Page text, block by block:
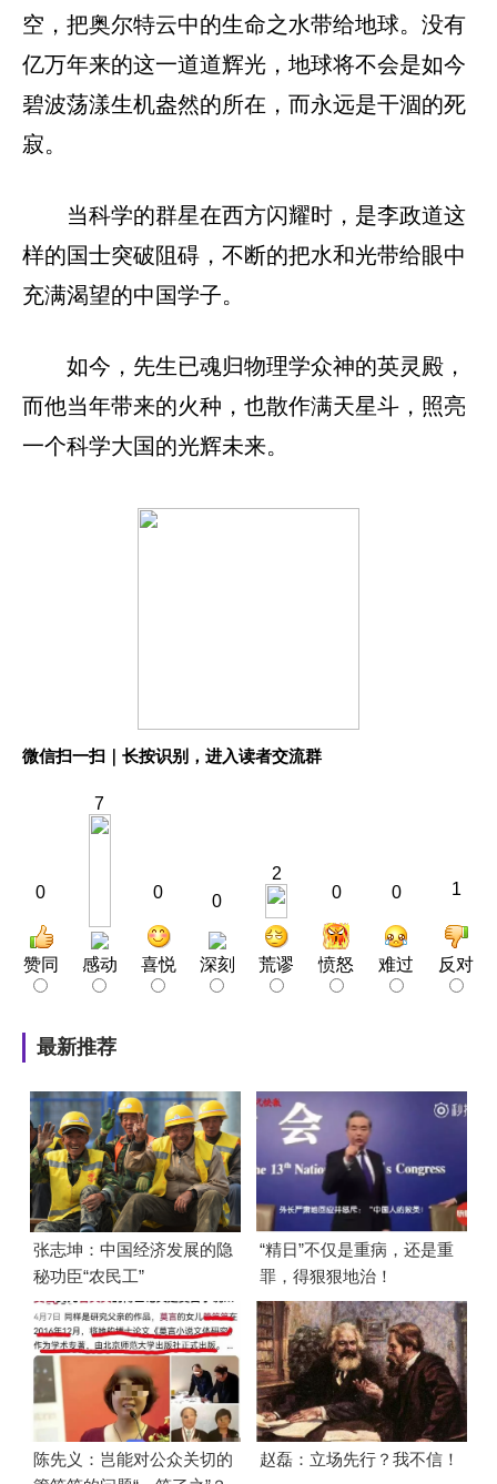
空，把奥尔特云中的生命之水带给地球。没有
亿万年来的这一道道辉光，地球将不会是如今
碧波荡漾生机盎然的所在，而永远是干涸的死
寂。
当科学的群星在西方闪耀时，是李政道这
样的国士突破阻碍，不断的把水和光带给眼中
充满渴望的中国学子。
如今，先生已魂归物理学众神的英灵殿，
而他当年带来的火种，也散作满天星斗，照亮
一个科学大国的光辉未来。
微信扫一扫｜长按识别，进入读者交流群
0
赞同
7
感动
0
喜悦
0
深刻
2
荒谬
0
愤怒
0
难过
1
反对
最新推荐
张志坤：中国经济发展的隐
秘功臣“农民工”
“精日”不仅是重病，还是重
罪，得狠狠地治！
陈先义：岂能对公众关切的
赵磊：立场先行？我不信！